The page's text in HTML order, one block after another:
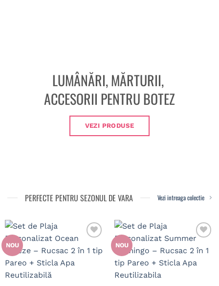
LUMÂNĂRI, MĂRTURII,
ACCESORII PENTRU BOTEZ
VEZI PRODUSE
PERFECTE PENTRU SEZONUL DE VARA Vezi intreaga colectie
NOU NOU